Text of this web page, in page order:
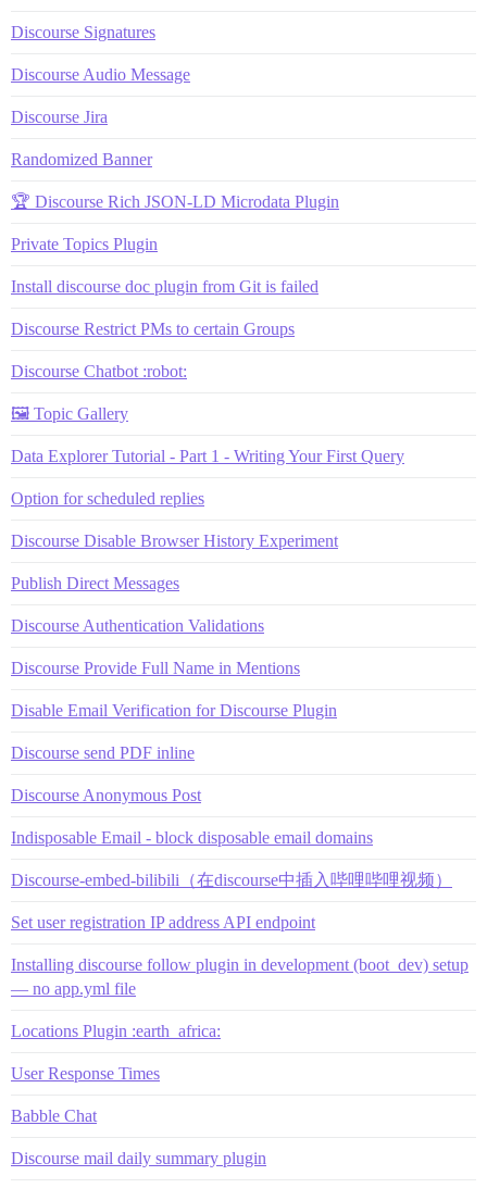
Discourse Signatures
Discourse Audio Message
Discourse Jira
Randomized Banner
🏆 Discourse Rich JSON-LD Microdata Plugin
Private Topics Plugin
Install discourse doc plugin from Git is failed
Discourse Restrict PMs to certain Groups
Discourse Chatbot :robot:
🖼️ Topic Gallery
Data Explorer Tutorial - Part 1 - Writing Your First Query
Option for scheduled replies
Discourse Disable Browser History Experiment
Publish Direct Messages
Discourse Authentication Validations
Discourse Provide Full Name in Mentions
Disable Email Verification for Discourse Plugin
Discourse send PDF inline
Discourse Anonymous Post
Indisposable Email - block disposable email domains
Discourse-embed-bilibili（在discourse中插入哔哩哔哩视频）
Set user registration IP address API endpoint
Installing discourse follow plugin in development (boot_dev) setup
— no app.yml file
Locations Plugin :earth_africa:
User Response Times
Babble Chat
Discourse mail daily summary plugin